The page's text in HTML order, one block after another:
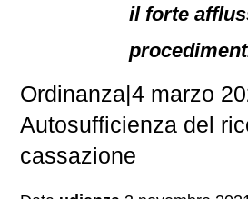
il forte
Ordinanza|4 marzo
Autosufficienza del
cassazione